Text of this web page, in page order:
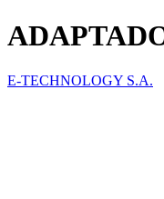
E-TECHNOLOGY S.A.